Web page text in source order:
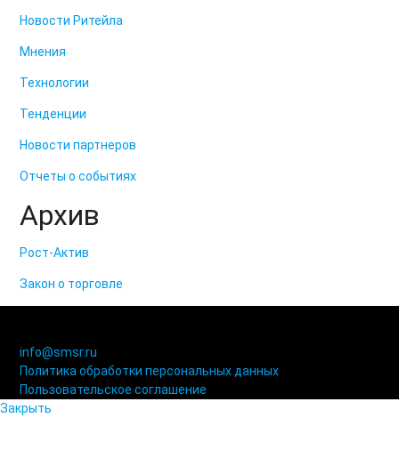
Новости Ритейла
Мнения
Технологии
Тенденции
Новости партнеров
Отчеты о событиях
Архив
Рост-Актив
Закон о торговле
info@smsr.ru
Политика обработки персональных данных
Пользовательское соглашение
Закрыть